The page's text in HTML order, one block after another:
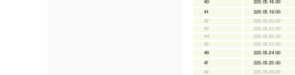
40 225.05.18.00
41 225.05.19.00
42
225.05.20.00
43
225.05.21.00
44
225.05.22.00
45
225.05.23.00
46
225.05.24.00
47 225.05.25.00
48
225.05.26.00